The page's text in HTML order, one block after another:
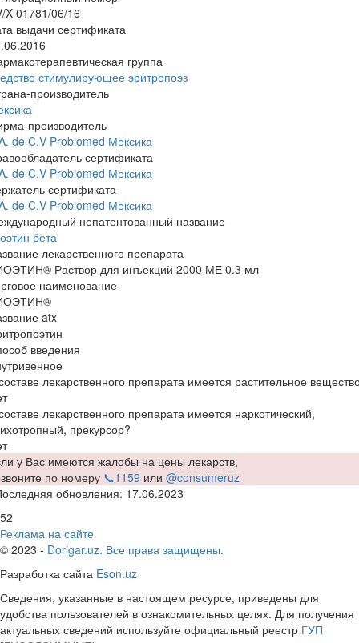
X 01781/06/16
выдачи сертификата
группа
стимулирующее эритропоэз
производитель
производитель
de C.V Probiomed Мексика
сертификата
de C.V Probiomed Мексика
сертификата
de C.V Probiomed Мексика
непатентованный название
бета
лекарственного препарата
Раствор для инъекций 2000 МЕ 0.3 мл
наименование
atx
введения
лекарственного препарата имеется растительное
лекарственного препарата имеется наркотический,
прекурсор?
у Вас имеются жалобы на цены лекарств,
по номеру 📞1159 или @consumeruz
обновления: 17.06.2023
52
Реклама на сайте
© 2023 - Dorigar.uz. Все права защищены.
Разработка сайта Eson.uz
Сведения, указанные в настоящем ресурсе, приведены для
удобства пользователей в ознакомительных целях. Для получения
актуальных сведений используйте официальный реестр ГУП